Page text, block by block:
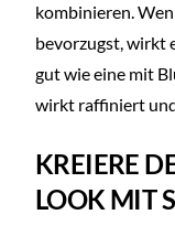
kombinieren.
bevorzugst, wirkt
gut wie eine mit
wirkt raffiniert
KREIERE
LOOK MIT